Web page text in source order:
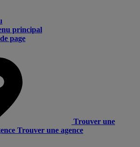
principal
page
Trouver une
Trouver une agence